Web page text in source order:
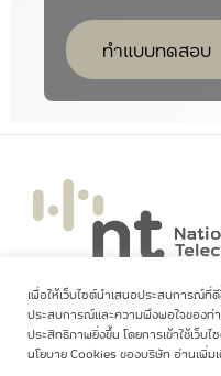
ทำแบบทดสอบ
บริษัท โทรคมนาคมแห่งชา
อินเตอร์เน็ตสำหรับองค์กร
เพื่อให้เว็บไซต์นำเสนอประสบการณ์
ประสบการณ์และความพึงพอใจของท่า
ประสิทธิภาพยิ่งขึ้น โดยการเข้าใช้เว็บ
นโยบาย Cookies ของบริษัทอ่านเพิ่ม